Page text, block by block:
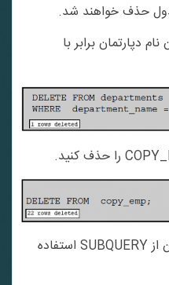
خواهند شد.
برابر با
: در دستور DELETE می توان از SUBQUERY استفاده